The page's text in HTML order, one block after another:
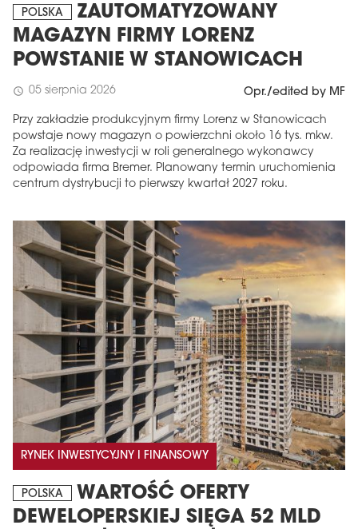
POLSKA
ZAUTOMATYZOWANY
MAGAZYN FIRMY LORENZ
POWSTANIE W STANOWICACH
schedule 05 sierpnia 2026 Opr./edited by MF
Przy zakładzie produkcyjnym firmy Lorenz w Stanowicach
powstaje nowy magazyn o powierzchni około 16 tys. mkw.
Za realizację inwestycji w roli generalnego wykonawcy
odpowiada firma Bremer. Planowany termin uruchomienia
centrum dystrybucji to pierwszy kwartał 2027 roku.
RYNEK INWESTYCYJNY I FINANSOWY
POLSKA
WARTOŚĆ OFERTY
DEWELOPERSKIEJ SIĘGA 52 MLD